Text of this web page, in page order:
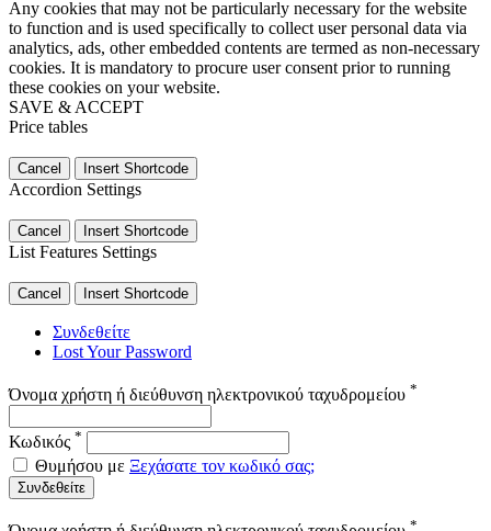
Any cookies that may not be particularly necessary for the website
to function and is used specifically to collect user personal data via
analytics, ads, other embedded contents are termed as non-necessary
cookies. It is mandatory to procure user consent prior to running
these cookies on your website.
SAVE & ACCEPT
Price tables
Cancel Insert Shortcode
Accordion Settings
Cancel Insert Shortcode
List Features Settings
Cancel Insert Shortcode
Συνδεθείτε
Lost Your Password
Όνομα χρήστη ή διεύθυνση ηλεκτρονικού ταχυδρομείου *
Κωδικός *
Θυμήσου με Ξεχάσατε τον κωδικό σας;
Συνδεθείτε
*